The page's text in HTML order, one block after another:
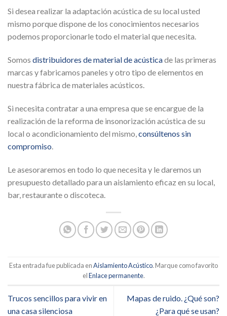
Si desea realizar la adaptación acústica de su local usted
mismo porque dispone de los conocimientos necesarios
podemos proporcionarle todo el material que necesita.
Somos distribuidores de material de acústicade las primeras
marcas y fabricamos paneles y otro tipo de elementos en
nuestra fábrica de materiales acústicos.
Si necesita contratar a una empresa que se encargue de la
realización de la reforma de insonorización acústica de su
local o acondicionamiento del mismo,consúltenos sin
compromiso.
Le asesoraremos en todo lo que necesita y le daremos un
presupuesto detallado para un aislamiento eficaz en su local,
bar, restaurante o discoteca.
Esta entrada fue publicada enAislamiento Acústico. Marque como favorito
elEnlace permanente.
Trucos sencillos para vivir en
una casa silenciosa
Mapas de ruido. ¿Qué son?
¿Para qué se usan?